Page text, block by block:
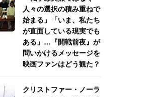
人々の選択の積み重ねで
始まる」「いま、私たち
が直面している現実でも
ある」…『開戦前夜』が
問いかけるメッセージを
映画ファンはどう観た？
クリストファー・ノーラ